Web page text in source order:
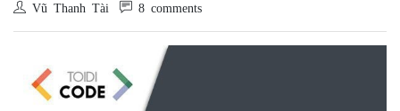
Vũ Thanh Tài 8 comments